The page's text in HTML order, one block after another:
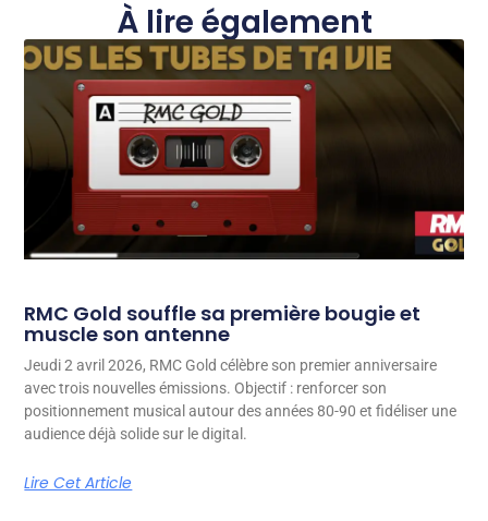
À lire également
RMC Gold souffle sa première bougie et
muscle son antenne
Jeudi 2 avril 2026, RMC Gold célèbre son premier anniversaire
avec trois nouvelles émissions. Objectif : renforcer son
positionnement musical autour des années 80-90 et fidéliser une
audience déjà solide sur le digital.
Lire Cet Article